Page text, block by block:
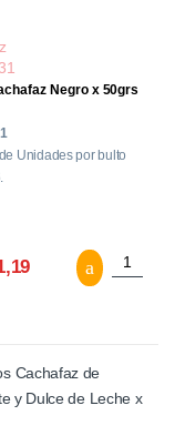
Mousse x 50 grs
Negro x 50grs
Unidades por bulto
Alfajor